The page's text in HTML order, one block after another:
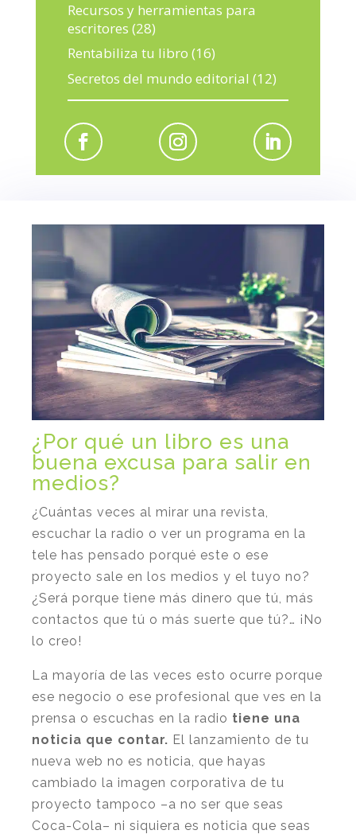
Recursos y herramientas para
escritores (28)
Rentabiliza tu libro (16)
Secretos del mundo editorial (12)
¿Por qué un libro es una
buena excusa para salir en
medios?
¿Cuántas veces al mirar una revista,
escuchar la radio o ver un programa en la
tele has pensado porqué este o ese
proyecto sale en los medios y el tuyo no?
¿Será porque tiene más dinero que tú, más
contactos que tú o más suerte que tú?… ¡No
lo creo!
La mayoría de las veces esto ocurre porque
ese negocio o ese profesional que ves en la
prensa o escuchas en la radio tiene una
noticia que contar. El lanzamiento de tu
nueva web no es noticia, que hayas
cambiado la imagen corporativa de tu
proyecto tampoco –a no ser que seas
Coca-Cola– ni siquiera es noticia que seas